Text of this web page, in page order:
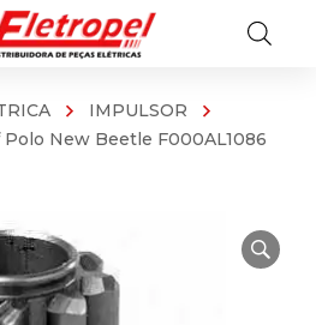
IMPULSOR
New Beetle F000AL1086